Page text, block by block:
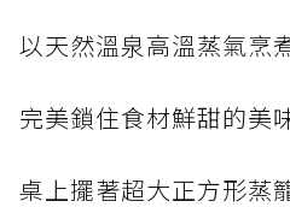
以天然溫泉高溫蒸氣烹
完美鎖住食材鮮甜的美
桌上擺著超大正方形蒸